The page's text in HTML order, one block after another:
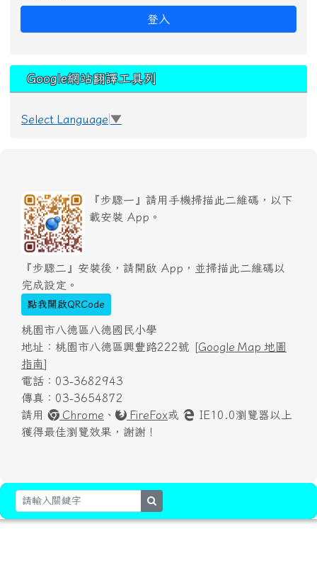
登入
Google網站翻譯工具列
Select Language ▼
『步驟一』請用手機掃描此二維碼，以下
載安裝 App。
『步驟二』安裝後，請開啟 App，並掃描此二維碼以
完成設定。
點我開啟QRCode
桃園市八德區八德國民小學
地址：桃園市八德區興豐路222號 [Google Map 地圖
指南]
電話：03-3682943
傳真：03-3654872
請用
Chrome 、 FireFox或
IE10.0瀏覽器以上
獲得最佳瀏覽效果，謝謝！